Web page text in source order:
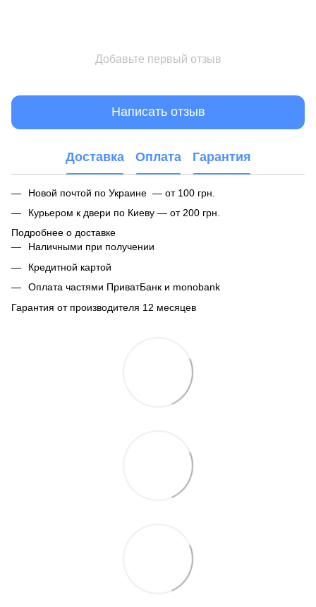
Добавьте первый отзыв
Написать отзыв
Доставка Оплата Гарантия
Новой почтой по Украине — от 100 грн.
Курьером к двери по Киеву — от 200 грн.
Подробнее о доставке
Наличными при получении
Кредитной картой
Оплата частями ПриватБанк и monobank
Гарантия от производителя 12 месяцев